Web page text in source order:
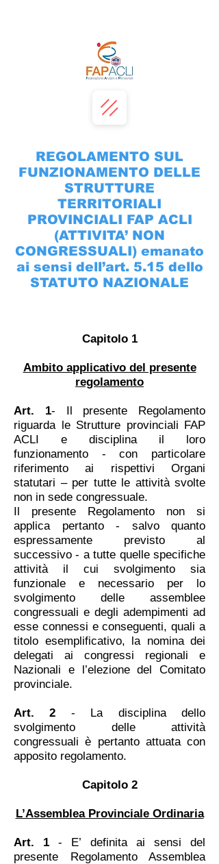
REGOLAMENTO SUL
FUNZIONAMENTO DELLE
STRUTTURE
TERRITORIALI
PROVINCIALI FAP ACLI
(ATTIVITA’ NON
CONGRESSUALI) emanato
ai sensi dell’art. 5.15 dello
STATUTO NAZIONALE
Capitolo 1
Ambito applicativo del presente
regolamento
Art. 1- Il presente Regolamento
riguarda le Strutture provinciali FAP
ACLI e disciplina il loro
funzionamento - con particolare
riferimento ai rispettivi Organi
statutari – per tutte le attività svolte
non in sede congressuale.
Il presente Regolamento non si
applica pertanto - salvo quanto
espressamente previsto al
successivo - a tutte quelle specifiche
attività il cui svolgimento sia
funzionale e necessario per lo
svolgimento delle assemblee
congressuali e degli adempimenti ad
esse connessi e conseguenti, quali a
titolo esemplificativo, la nomina dei
delegati ai congressi regionali e
Nazionali e l’elezione del Comitato
provinciale.
Art. 2 - La disciplina dello
svolgimento delle attività
congressuali è pertanto attuata con
apposito regolamento.
Capitolo 2
L’Assemblea Provinciale Ordinaria
Art. 1 - E’ definita ai sensi del
presente Regolamento Assemblea